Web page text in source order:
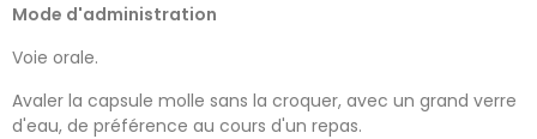
Mode d'administration
Voie orale.
Avaler la capsule molle sans la croquer, avec un grand verre
d'eau, de préférence au cours d'un repas.